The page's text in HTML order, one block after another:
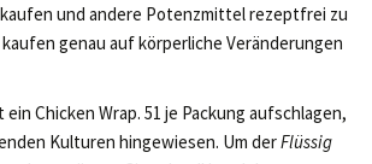
kaufen und andere Potenzmittel rezeptfrei zu
kaufen genau auf körperliche Veränderungen
Chicken Wrap. 51 je Packung aufschlagen,
Kulturen hingewiesen. Um derFlüssig